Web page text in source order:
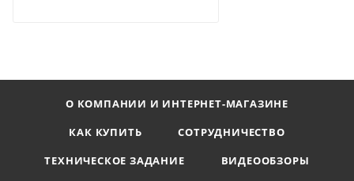
О КОМПАНИИ И ИНТЕРНЕТ-МАГАЗИНЕ
КАК КУПИТЬ
СОТРУДНИЧЕСТВО
ТЕХНИЧЕСКОЕ ЗАДАНИЕ
ВИДЕООБЗОРЫ